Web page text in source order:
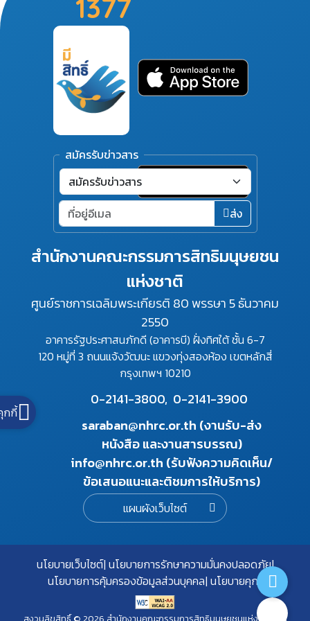
สำนักงานคณะกรรมการสิทธิมนุษยชน
แห่งชาติ
ศูนย์ราชการเฉลิมพระเกียรติ 80 พรรษา 5 ธันวาคม
2550
อาคารรัฐประศาสนภักดี (อาคารบี) ฝั่งทิศใต้ ชั้น 6-7
120 หมู่ที่ 3 ถนนแจ้งวัฒนะ แขวงทุ่งสองห้อง เขตหลักสี่
กรุงเทพฯ 10210
0-2141-3800, 0-2141-3900
saraban@nhrc.or.th (งานรับ-ส่ง
หนังสือ และงานสารบรรณ)
info@nhrc.or.th (รับฟังความคิดเห็น/
ข้อเสนอแนะและติชมการให้บริการ)
แผนผังเว็บไซต์
1377
สมัครรับข่าวสาร
ส่ง
นโยบายเว็บไซต์ นโยบายการรักษาความมั่นคงปลอดภัย
นโยบายการคุ้มครองข้อมูลส่วนบุคคล นโยบายคุกกี้
สงวนลิขสิทธิ์ © 2026 สำนักงานคณะกรรมการสิทธิมนุษยชนแห่งชาติ. All
กกี้